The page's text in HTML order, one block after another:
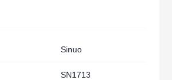
Sinuo
SN1713